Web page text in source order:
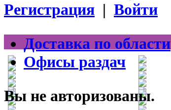
Регистрация | Войти
Доставка по области
Офисы раздач
Вы не авторизованы.